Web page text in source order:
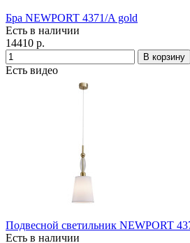
Бра NEWPORT 4371/A gold
Есть в наличии
14410 р.
В корзину
Есть видео
Подвесной светильник NEWPORT
Есть в наличии